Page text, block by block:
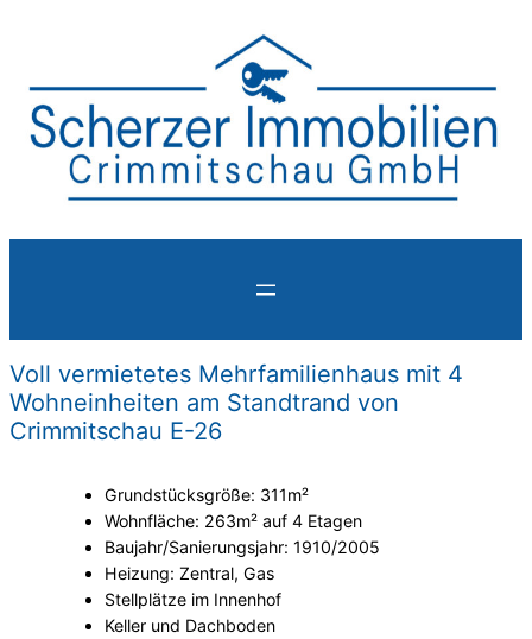
Voll vermietetes Mehrfamilienhaus mit 4
Wohneinheiten am Standtrand von
Crimmitschau E-26
Grundstücksgröße: 311m²
Wohnfläche: 263m² auf 4 Etagen
Baujahr/Sanierungsjahr: 1910/2005
Heizung: Zentral, Gas
Stellplätze im Innenhof
Keller und Dachboden